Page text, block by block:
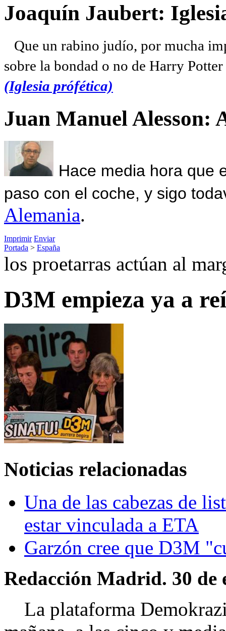
Joaquín Jaubert:
Que un rabino judío, por mucha
sobre la bondad o no de Harry
(Iglesia prófética)
Juan Manuel Alesson:
Hace media hora que
paso con el coche, y sigo
Alemania.
Imprimir Enviar
Portada > España
los proetarras actúan al
D3M empieza ya a
Noticias relacionadas
Una de las cabezas de
estar vinculada a ETA
Garzón cree que D3M
Redacción Madrid. 30 de
La plataforma